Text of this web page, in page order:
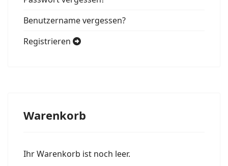
Benutzername vergessen?
Registrieren
Warenkorb
Ihr Warenkorb ist noch leer.